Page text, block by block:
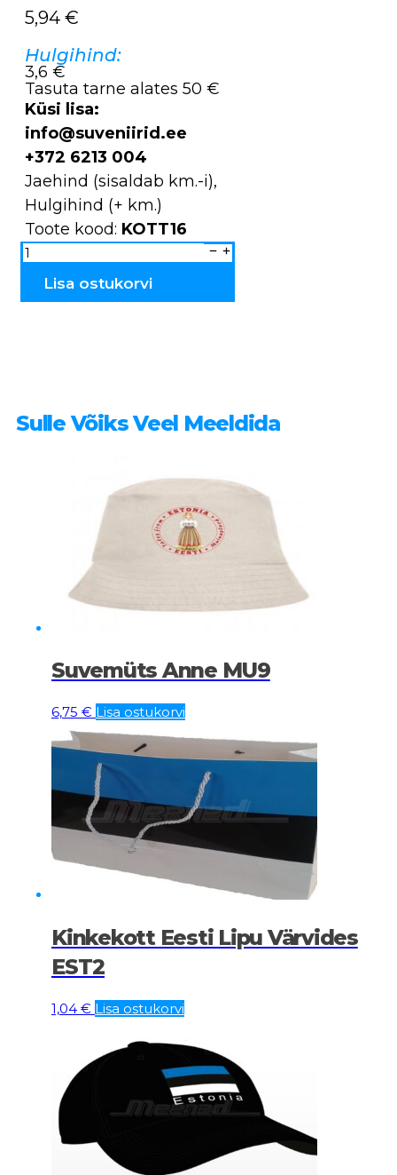
5,94 €
Hulgihind:
3,6 €
Tasuta tarne alates 50 €
Küsi lisa:
info@suveniirid.ee
+372 6213 004
Jaehind (sisaldab km.-i),
Hulgihind (+ km.)
Toote kood: KOTT16
Õlakott
pika
sangaga
kogusLisa ostukorvi
Sulle Võiks Veel Meeldida
Suvemüts Anne MU9
6,75 € Lisa ostukorvi
Kinkekott Eesti Lipu Värvides
EST2
1,04 € Lisa ostukorvi